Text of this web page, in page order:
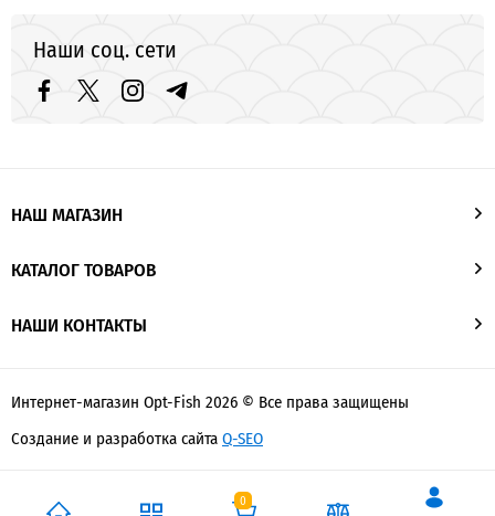
0
Наши соц. сети
НАШ МАГАЗИН
КАТАЛОГ ТОВАРОВ
НАШИ КОНТАКТЫ
Интернет-магазин Opt-Fish 2026 © Все права защищены
Создание и разработка сайтаQ-SEO